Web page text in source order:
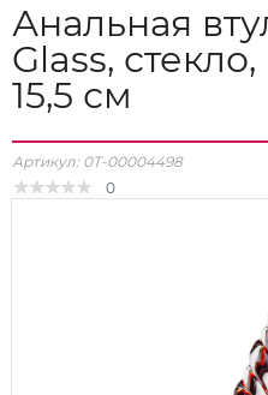
Анальная
Glass,
15,5 см
Артикул: 0T-00004498
0